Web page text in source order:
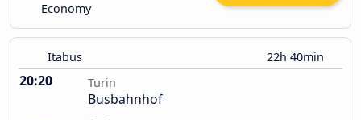
Economy
Itabus 22h 40min
20:20 Turin
Busbahnhof